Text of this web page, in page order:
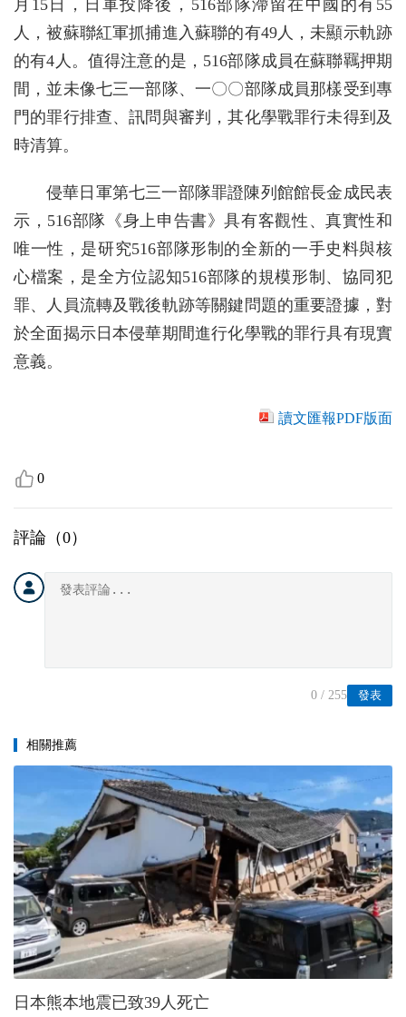
月15日，日軍投降後，516部隊滯留在中國的有55
人，被蘇聯紅軍抓捕進入蘇聯的有49人，未顯示軌跡
的有4人。值得注意的是，516部隊成員在蘇聯羈押期
間，並未像七三一部隊、一〇〇部隊成員那樣受到專
門的罪行排查、訊問與審判，其化學戰罪行未得到及
時清算。
侵華日軍第七三一部隊罪證陳列館館長金成民表
示，516部隊《身上申告書》具有客觀性、真實性和
唯一性，是研究516部隊形制的全新的一手史料與核
心檔案，是全方位認知516部隊的規模形制、協同犯
罪、人員流轉及戰後軌跡等關鍵問題的重要證據，對
於全面揭示日本侵華期間進行化學戰的罪行具有現實
意義。
讀文匯報PDF版面
0
評論（0）
發表
0 / 255
相關推薦
日本熊本地震已致39人死亡